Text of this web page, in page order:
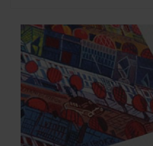
Edward Dwurnik - Polonia
8 490,00 zł